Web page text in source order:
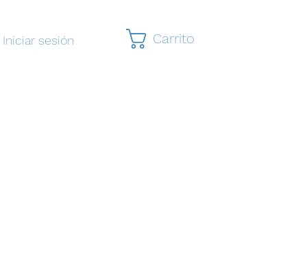
Iniciar sesión Carrito